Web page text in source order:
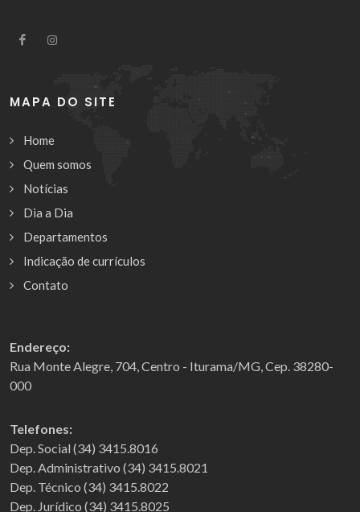
MAPA DO SITE
Home
Quem somos
Notícias
Dia a Dia
Departamentos
Indicação de currículos
Contato
Endereço:
Rua Monte Alegre, 704, Centro - Iturama/MG, Cep. 38280-
000
Telefones:
Dep. Social (34) 3415.8016
Dep. Administrativo (34) 3415.8021
Dep. Técnico (34) 3415.8022
Dep. Jurídico (34) 3415.8025